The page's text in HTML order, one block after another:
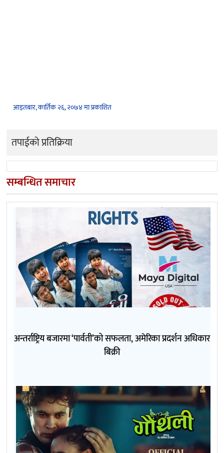
आइतबार, कार्तिक २६, २०७४ मा प्रकाशित
तपाईको प्रतिक्रिया
सम्बन्धित समाचार
अन्तर्राष्ट्रिय बजारमा ‘पार्वती’को सफलता, अमेरिका प्रदर्शन अधिकार
बिक्री